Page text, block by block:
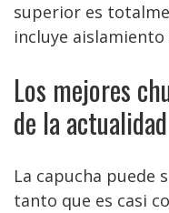
superior es
incluye
Los mejores
de la actualidad
La capucha puede
tanto que es casi